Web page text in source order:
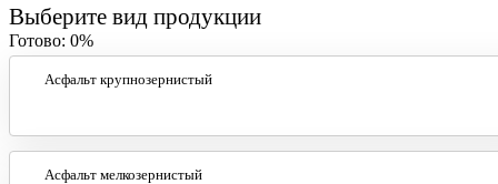
Выберите вид продукции
Готово: 0%
Асфальт крупнозернистый
Асфальт мелкозернистый